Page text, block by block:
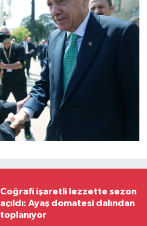
Coğrafi işaretli lezzette sezon
açıldı: Ayaş domatesi dalından
toplanıyor